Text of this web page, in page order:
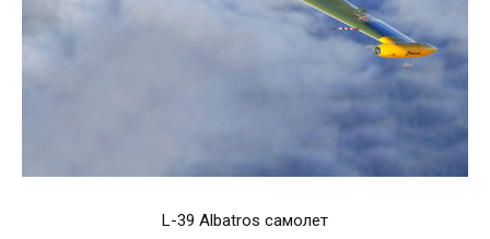
L-39 Albatros самолет